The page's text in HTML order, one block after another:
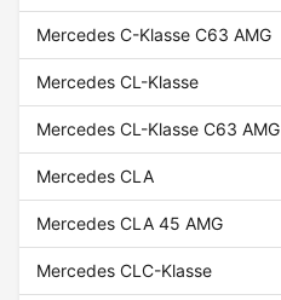
Mercedes C-Klasse C63 AMG
Mercedes CL-Klasse
Mercedes CL-Klasse C63 AMG
Mercedes CLA
Mercedes CLA 45 AMG
Mercedes CLC-Klasse